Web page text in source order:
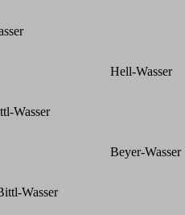
Hell-Wasser
Wasser
Beyer-Wasser
Wasser